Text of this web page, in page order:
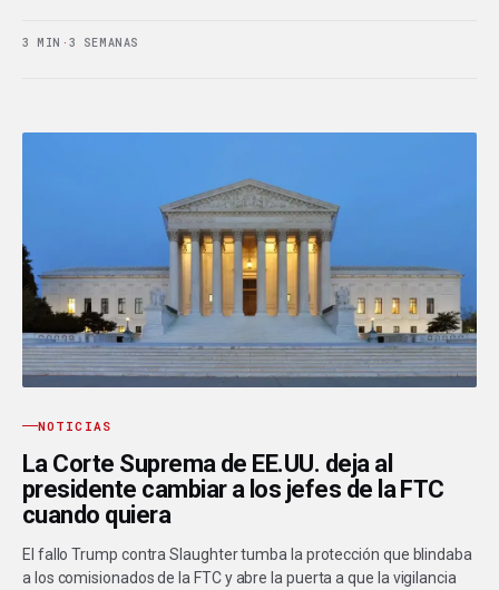
3 MIN · 3 SEMANAS
NOTICIAS
La Corte Suprema de EE.UU. deja al
presidente cambiar a los jefes de la FTC
cuando quiera
El fallo Trump contra Slaughter tumba la protección que blindaba
a los comisionados de la FTC y abre la puerta a que la vigilancia